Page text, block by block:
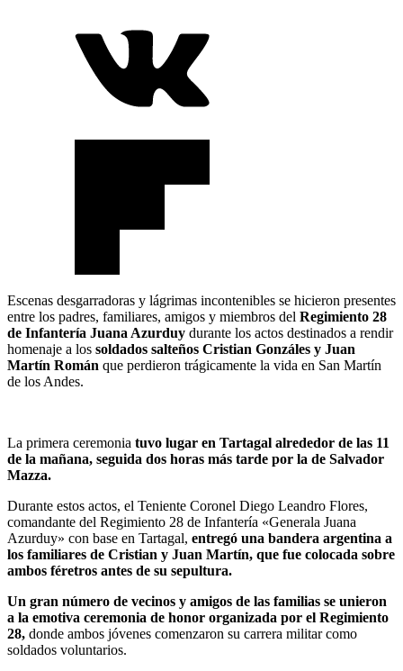
Escenas desgarradoras y lágrimas incontenibles se hicieron presentes
entre los padres, familiares, amigos y miembros del Regimiento 28
de Infantería Juana Azurduy durante los actos destinados a rendir
homenaje a los soldados salteños Cristian Gonzáles y Juan
Martín Román que perdieron trágicamente la vida en San Martín
de los Andes.
La primera ceremonia tuvo lugar en Tartagal alrededor de las 11
de la mañana, seguida dos horas más tarde por la de Salvador
Mazza.
Durante estos actos, el Teniente Coronel Diego Leandro Flores,
comandante del Regimiento 28 de Infantería «Generala Juana
Azurduy» con base en Tartagal, entregó una bandera argentina a
los familiares de Cristian y Juan Martín, que fue colocada sobre
ambos féretros antes de su sepultura.
Un gran número de vecinos y amigos de las familias se unieron
a la emotiva ceremonia de honor organizada por el Regimiento
28, donde ambos jóvenes comenzaron su carrera militar como
soldados voluntarios.